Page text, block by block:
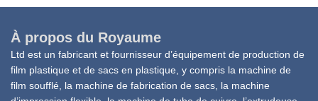
À propos du Royaume
Ltd est un fabricant et fournisseur d’équipement de production de
film plastique et de sacs en plastique, y compris la machine de
film soufflé, la machine de fabrication de sacs, la machine